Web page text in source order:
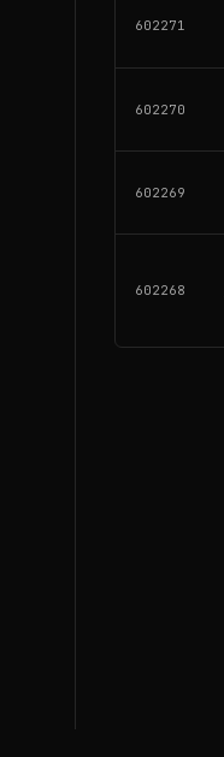
602271
602270
602269
602268